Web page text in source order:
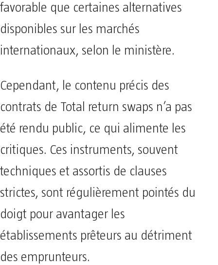
favorable que certaines alternatives
disponibles sur les marchés
internationaux, selon le ministère.
Cependant, le contenu précis des
contrats de Total return swaps n’a pas
été rendu public, ce qui alimente les
critiques. Ces instruments, souvent
techniques et assortis de clauses
strictes, sont régulièrement pointés du
doigt pour avantager les
établissements prêteurs au détriment
des emprunteurs.